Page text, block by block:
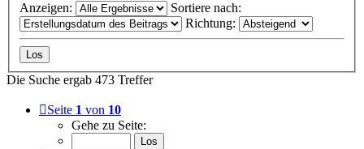
Anzeigen:
Sortiere nach:
Richtung:
Die Suche ergab 473 Treffer
Seite 1 von 10
Gehe zu Seite: